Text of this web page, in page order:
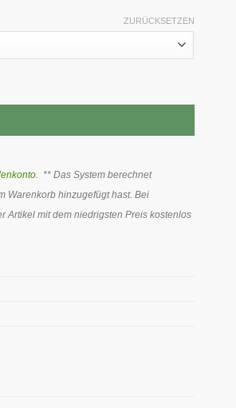
ZURÜCKSETZEN
. ** Das System berechnet
Warenkorb hinzugefügt hast. Bei
Artikel mit dem niedrigsten Preis kostenlos